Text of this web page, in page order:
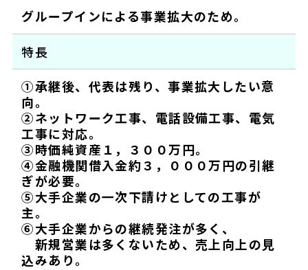
グループインによる事業拡大のため。
特長
①承継後、代表は残り、事業拡大したい意
向。
②ネットワーク工事、電話設備工事、電気
工事に対応。
③時価純資産１，３００万円。
④金融機関借入金約３，０００万円の引継
ぎが必要。
⑤大手企業の一次下請けとしての工事が
主。
⑥大手企業からの継続発注が多く、
新規営業は多くないため、売上向上の見
込みあり。